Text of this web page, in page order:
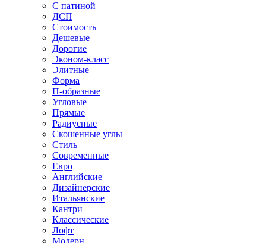
С патиной
ДСП
Стоимость
Дешевые
Дорогие
Эконом-класс
Элитные
Форма
П-образные
Угловые
Прямые
Радиусные
Скошенные углы
Стиль
Современные
Евро
Английские
Дизайнерские
Итальянские
Кантри
Классические
Лофт
Модерн